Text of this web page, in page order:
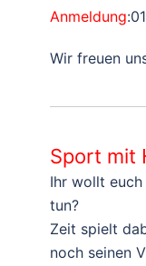
Anmeldung
Wir freuen
Sport mit
Ihr wollt
tun?
Zeit spielt
noch seinen